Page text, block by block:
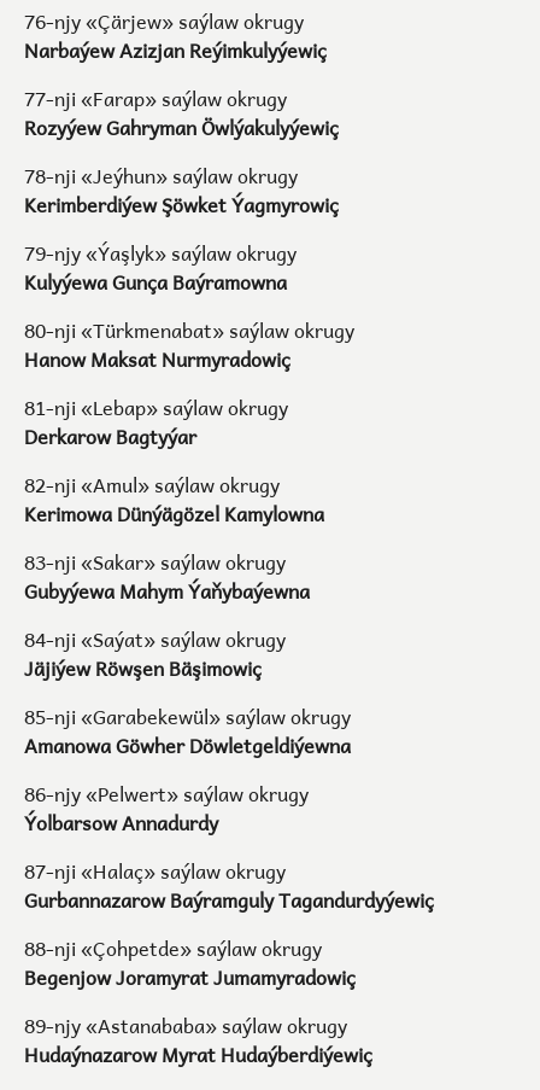
76-njy «Çärjew» saýlaw okrugy
Narbaýew Azizjan Reýimkulyýewiç
77-nji «Farap» saýlaw okrugy
Rozyýew Gahryman Öwlýakulyýewiç
78-nji «Jeýhun» saýlaw okrugy
Kerimberdiýew Şöwket Ýagmyrowiç
79-njy «Ýaşlyk» saýlaw okrugy
Kulyýewa Gunça Baýramowna
80-nji «Türkmenabat» saýlaw okrugy
Hanow Maksat Nurmyradowiç
81-nji «Lebap» saýlaw okrugy
Derkarow Bagtyýar
82-nji «Amul» saýlaw okrugy
Kerimowa Dünýägözel Kamylowna
83-nji «Sakar» saýlaw okrugy
Gubyýewa Mahym Ýaňybaýewna
84-nji «Saýat» saýlaw okrugy
Jäjiýew Röwşen Bäşimowiç
85-nji «Garabekewül» saýlaw okrugy
Amanowa Göwher Döwletgeldiýewna
86-njy «Pelwert» saýlaw okrugy
Ýolbarsow Annadurdy
87-nji «Halaç» saýlaw okrugy
Gurbannazarow Baýramguly Tagandurdyýewiç
88-nji «Çohpetde» saýlaw okrugy
Begenjow Joramyrat Jumamyradowiç
89-njy «Astanababa» saýlaw okrugy
Hudaýnazarow Myrat Hudaýberdiýewiç